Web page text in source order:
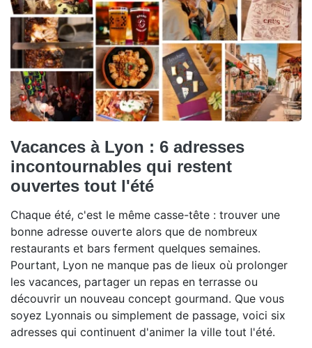
Vacances à Lyon : 6 adresses
incontournables qui restent
ouvertes tout l'été
Chaque été, c'est le même casse-tête : trouver une
bonne adresse ouverte alors que de nombreux
restaurants et bars ferment quelques semaines.
Pourtant, Lyon ne manque pas de lieux où prolonger
les vacances, partager un repas en terrasse ou
découvrir un nouveau concept gourmand. Que vous
soyez Lyonnais ou simplement de passage, voici six
adresses qui continuent d'animer la ville tout l'été.